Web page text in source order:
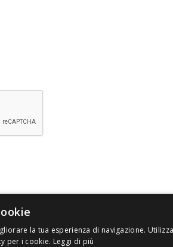
la tua esperienza di navigazione.
per i cookie. Leggi di più